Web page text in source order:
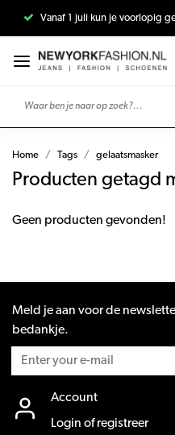
Vanaf 1 juli kun je voorlopig
Home Tags gelaatsmasker
Producten getagd
Geen producten gevonden!
Meld je aan voor de
bedankje.
Account
Login of registreer